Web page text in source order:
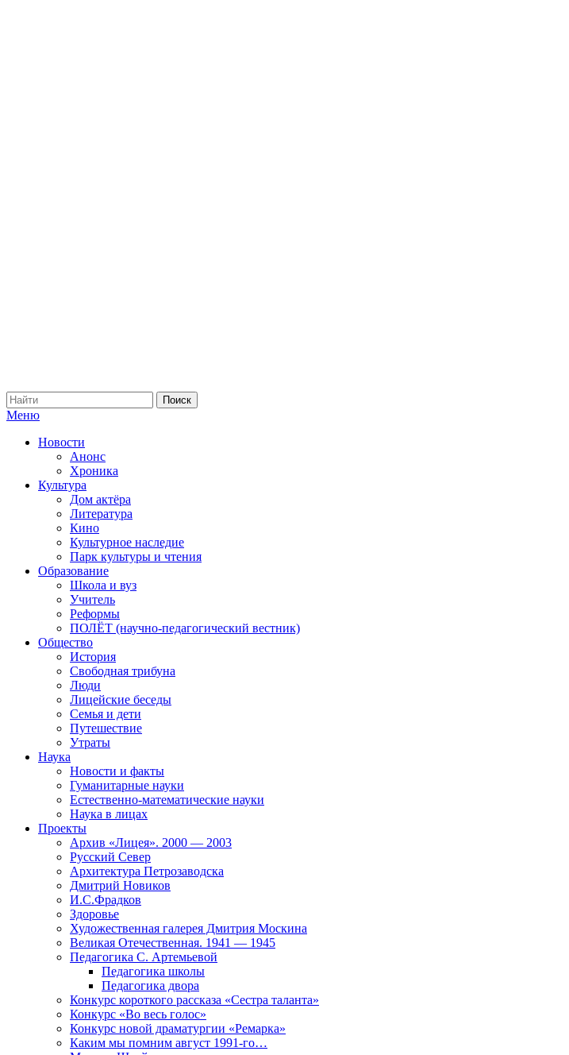
Меню
Новости
Анонс
Хроника
Культура
Дом актёра
Литература
Кино
Культурное наследие
Парк культуры и чтения
Образование
Школа и вуз
Учитель
Реформы
ПОЛЁТ (научно-педагогический вестник)
Общество
История
Свободная трибуна
Люди
Лицейские беседы
Семья и дети
Путешествие
Утраты
Наука
Новости и факты
Гуманитарные науки
Естественно-математические науки
Наука в лицах
Проекты
Архив «Лицея». 2000 — 2003
Русский Север
Архитектура Петрозаводска
Дмитрий Новиков
И.С.Фрадков
Здоровье
Художественная галерея Дмитрия Москина
Великая Отечественная. 1941 — 1945
Педагогика С. Артемьевой
Педагогика школы
Педагогика двора
Конкурс короткого рассказа «Сестра таланта»
Конкурс «Во весь голос»
Конкурс новой драматургии «Ремарка»
Каким мы помним август 1991-го…